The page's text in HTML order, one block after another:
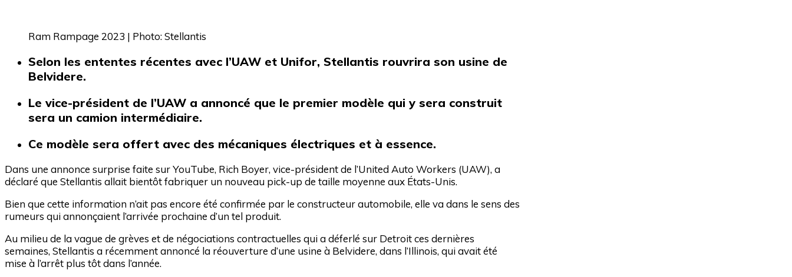
Ram Rampage 2023 | Photo: Stellantis
Selon les ententes récentes avec l’UAW et Unifor, Stellantis rouvrira son usine de
Belvidere.
Le vice-président de l’UAW a annoncé que le premier modèle qui y sera construit
sera un camion intermédiaire.
Ce modèle sera offert avec des mécaniques électriques et à essence.
Dans une annonce surprise faite sur YouTube, Rich Boyer, vice-président de l’United Auto Workers (UAW), a
déclaré que Stellantis allait bientôt fabriquer un nouveau pick-up de taille moyenne aux États-Unis.
Bien que cette information n’ait pas encore été confirmée par le constructeur automobile, elle va dans le sens des
rumeurs qui annonçaient l’arrivée prochaine d’un tel produit.
Au milieu de la vague de grèves et de négociations contractuelles qui a déferlé sur Detroit ces dernières
semaines, Stellantis a récemment annoncé la réouverture d’une usine à Belvidere, dans l’Illinois, qui avait été
mise à l’arrêt plus tôt dans l’année.